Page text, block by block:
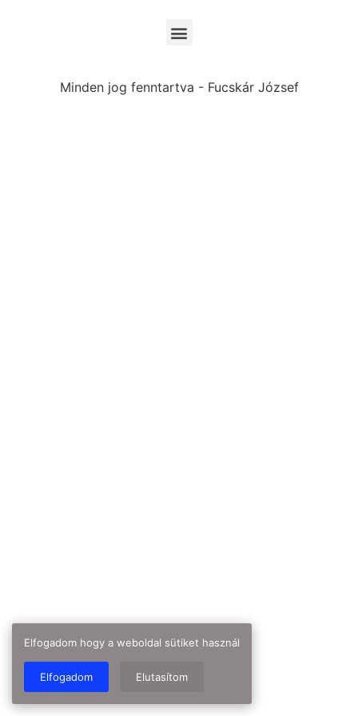
Minden jog fenntartva - Fucskár József
Elfogadom hogy a weboldal sütiket használ
Elfogadom Elutasítom